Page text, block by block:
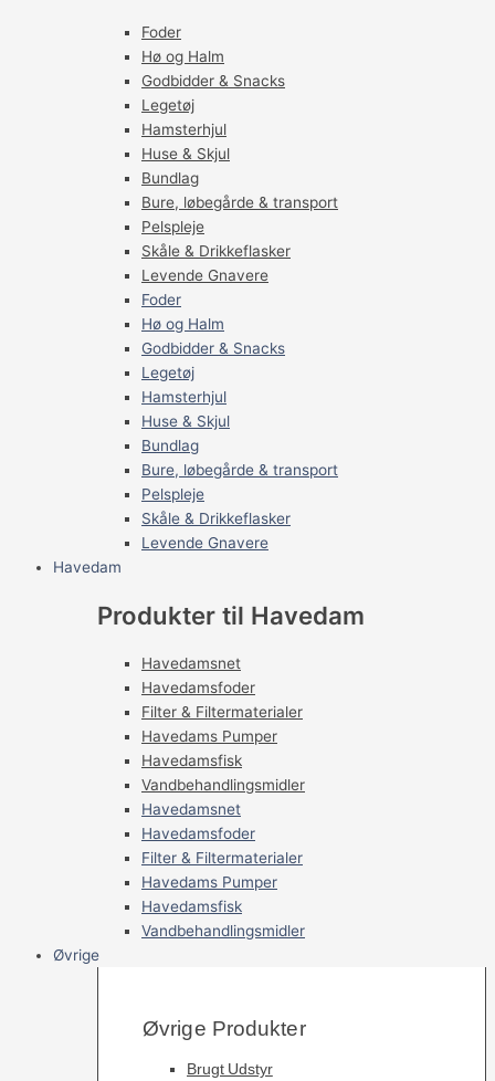
Foder
Hø og Halm
Godbidder & Snacks
Legetøj
Hamsterhjul
Huse & Skjul
Bundlag
Bure, løbegårde & transport
Pelspleje
Skåle & Drikkeflasker
Levende Gnavere
Foder
Hø og Halm
Godbidder & Snacks
Legetøj
Hamsterhjul
Huse & Skjul
Bundlag
Bure, løbegårde & transport
Pelspleje
Skåle & Drikkeflasker
Levende Gnavere
Havedam
Produkter til Havedam
Havedamsnet
Havedamsfoder
Filter & Filtermaterialer
Havedams Pumper
Havedamsfisk
Vandbehandlingsmidler
Havedamsnet
Havedamsfoder
Filter & Filtermaterialer
Havedams Pumper
Havedamsfisk
Vandbehandlingsmidler
Øvrige
Øvrige Produkter
Brugt Udstyr